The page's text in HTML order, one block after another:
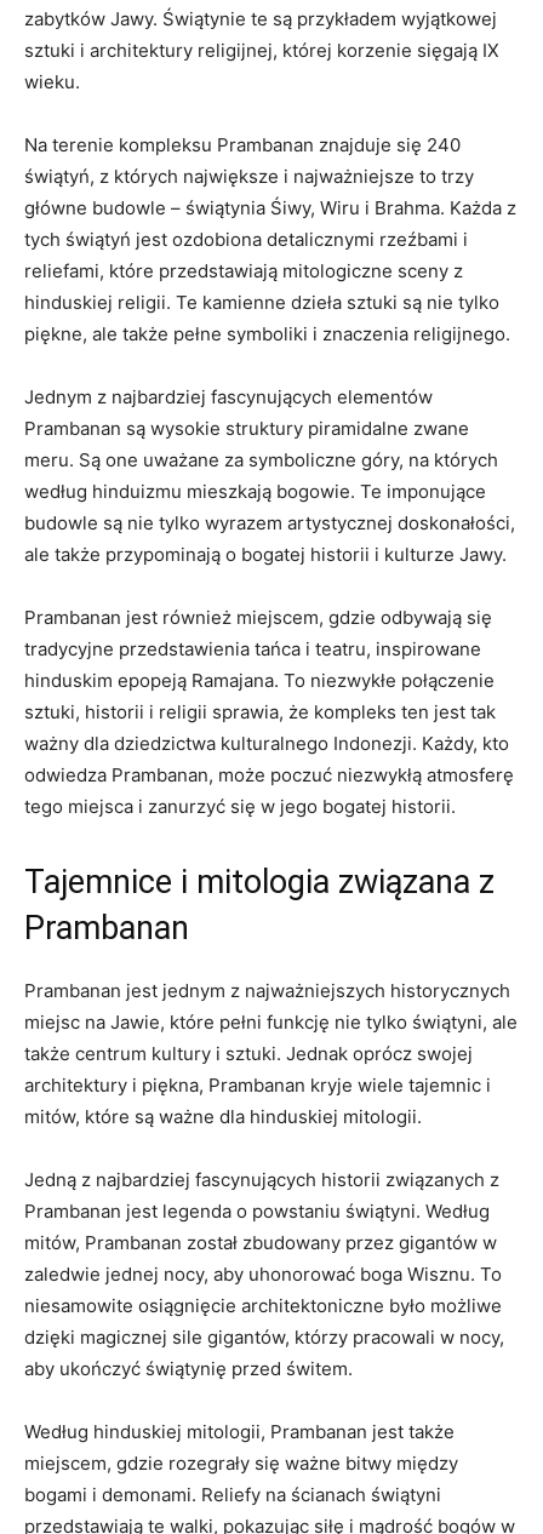
zabytków Jawy. Świątynie te są przykładem wyjątkowej
sztuki i architektury religijnej, której korzenie sięgają IX
wieku.
Na terenie kompleksu Prambanan znajduje się 240
świątyń, z których największe i najważniejsze to trzy
główne budowle – świątynia Śiwy, Wiru i Brahma. Każda z
tych świątyń jest ozdobiona detalicznymi rzeźbami i
reliefami, które przedstawiają mitologiczne sceny z
hinduskiej religii. Te kamienne dzieła sztuki są nie tylko
piękne, ale także pełne symboliki i znaczenia religijnego.
Jednym z najbardziej fascynujących elementów
Prambanan są wysokie struktury piramidalne zwane
meru. Są one uważane za symboliczne góry, na których
według hinduizmu mieszkają bogowie. Te imponujące
budowle są nie tylko wyrazem artystycznej doskonałości,
ale także przypominają o bogatej historii i kulturze Jawy.
Prambanan jest również miejscem, gdzie odbywają się
tradycyjne przedstawienia tańca i teatru, inspirowane
hinduskim epopeją Ramajana. To niezwykłe połączenie
sztuki, historii i religii sprawia, że kompleks ten jest tak
ważny dla dziedzictwa kulturalnego Indonezji. Każdy, kto
odwiedza Prambanan, może poczuć niezwykłą atmosferę
tego miejsca i zanurzyć się w jego bogatej historii.
Tajemnice i mitologia związana z
Prambanan
Prambanan jest jednym z najważniejszych historycznych
miejsc na Jawie, które pełni funkcję nie tylko świątyni, ale
także centrum kultury i sztuki. Jednak oprócz swojej
architektury i piękna, Prambanan kryje wiele tajemnic i
mitów, które są ważne dla hinduskiej mitologii.
Jedną z najbardziej fascynujących historii związanych z
Prambanan jest legenda o powstaniu świątyni. Według
mitów, Prambanan został zbudowany przez gigantów w
zaledwie jednej nocy, aby uhonorować boga Wisznu. To
niesamowite osiągnięcie architektoniczne było możliwe
dzięki magicznej sile gigantów, którzy pracowali w nocy,
aby ukończyć świątynię przed świtem.
Według hinduskiej mitologii, Prambanan jest także
miejscem, gdzie rozegrały się ważne bitwy między
bogami i demonami. Reliefy na ścianach świątyni
przedstawiają te walki, pokazując siłę i mądrość bogów w